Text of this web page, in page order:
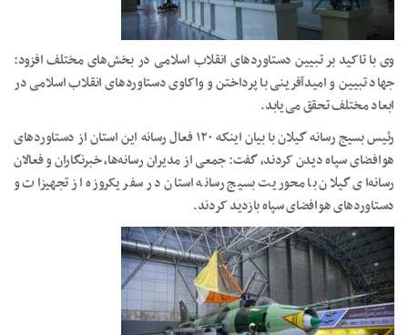
وی با تاکید بر تبیین دستاوردهای انقلاب اسلامی در بخش‌های مختلف افزود:
جهاد تبیین و امیدآفرینی با پرداختن و واکاوی دستاوردهای انقلاب اسلامی در
ابعاد مختلف تحقق می‌یابد.
رئیس بسیج رسانه گیلان با بیان اینکه ۱۲۰ فعال رسانه این استان از دستاوردهای
هوافضای سپاه دیدن کردند، گفت: جمعی از مدیران رسانه‌ها، خبرنگاران و فعالان
رسانه‌ای گیلان با محوریت بسیج رسانه استان در سفر یکروزه از تجهیزات و
دستاوردهای هوافضای سپاه بازدید کردند.